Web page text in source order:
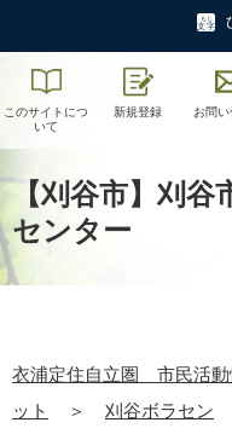
このサイトにつ
いて
新規登録 お問
【刈谷市】刈
センター
衣浦定住自立圏 市民活
ット
＞ 刈谷ボラセン